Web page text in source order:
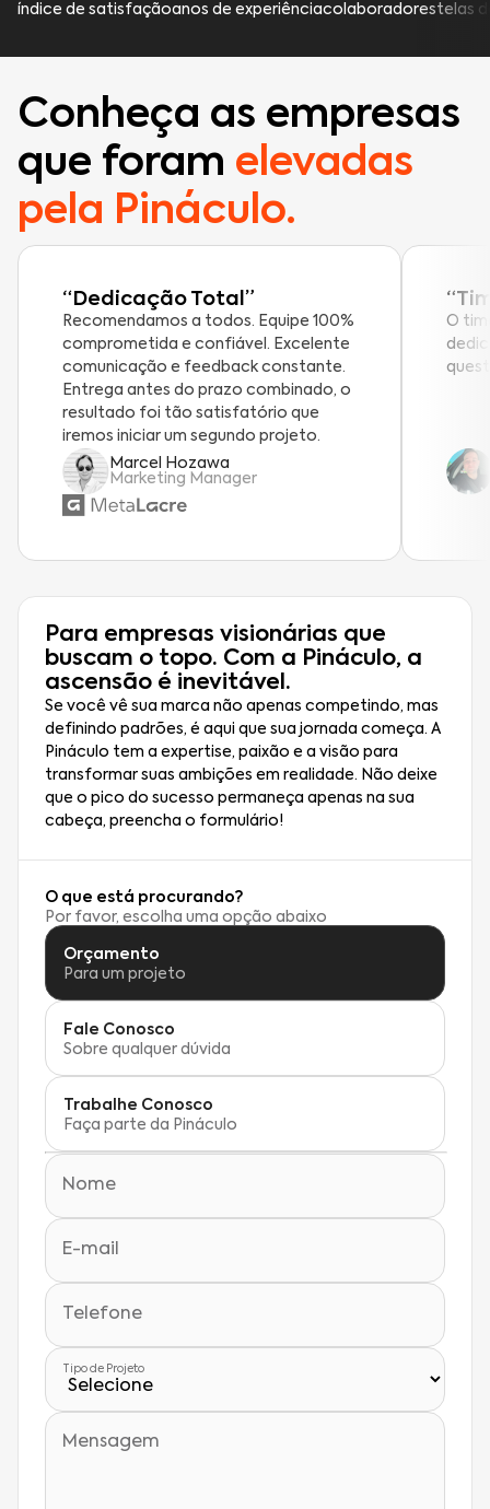
índice de satisfaçãoanos de experiênciacolaboradorestelas
Conheça as empresas
que foram elevadas
pela Pináculo.
“Dedicação Total”
Recomendamos a todos. Equipe 100%
comprometida e confiável. Excelente
comunicação e feedback constante.
Entrega antes do prazo combinado, o
resultado foi tão satisfatório que
iremos iniciar um segundo projeto.
Marcel Hozawa
Marketing Manager
O
Para empresas visionárias que
buscam o topo. Com a Pináculo, a
ascensão é inevitável.
Se você vê sua marca não apenas competindo, mas
definindo padrões, é aqui que sua jornada começa. A
Pináculo tem a expertise, paixão e a visão para
transformar suas ambições em realidade. Não deixe
que o pico do sucesso permaneça apenas na sua
cabeça, preencha o formulário!
O que está procurando?
Por favor, escolha uma opção abaixo
Orçamento
Para um projeto
Fale Conosco
Sobre qualquer dúvida
Trabalhe Conosco
Faça parte da Pináculo
Nome
E-mail
Telefone
Tipo de Projeto
Mensagem